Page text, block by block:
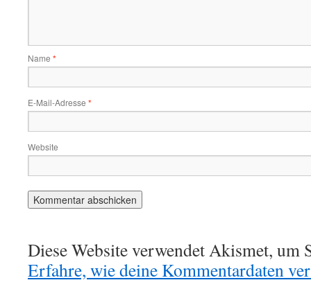
Name *
E-Mail-Adresse *
Website
Diese Website verwendet Akismet, um
Erfahre, wie deine Kommentardaten